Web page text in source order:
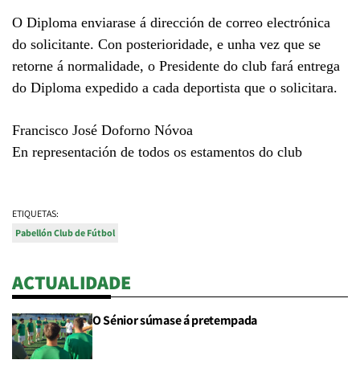
O Diploma enviarase á dirección de correo electrónica
do solicitante. Con posterioridade, e unha vez que se
retorne á normalidade, o Presidente do club fará entrega
do Diploma expedido a cada deportista que o solicitara.
Francisco José Doforno Nóvoa
En representación de todos os estamentos do club
ETIQUETAS:
Pabellón Club de Fútbol
ACTUALIDADE
O Sénior súmase á pretempada